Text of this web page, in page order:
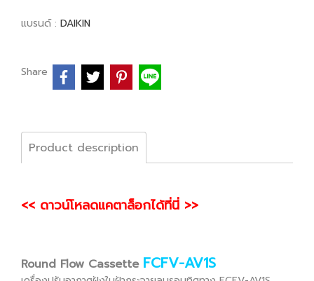
แบรนด์ : DAIKIN
Share
Product description
<< ดาวน์โหลดแคตาล็อกได้ที่นี่ >>
Round Flow Cassette FCFV-AV1S